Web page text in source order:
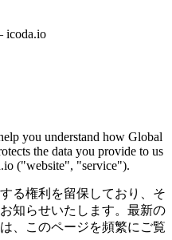
icoda.io
you understand how Global
the data you provide to us
("website", "service").
る権利を留保しており、そ
知らせいたします。最新の
、このページを頻繁にご覧